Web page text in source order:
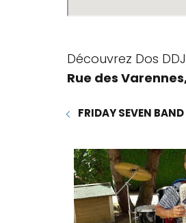
Découvrez Dos
Rue des
FRIDAY SEVEN